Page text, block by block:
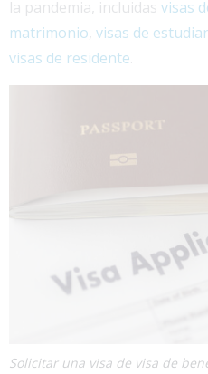
la pandemia, incluidas visas
matrimonio, visas de
visas de residente.
Solicitar una visa de visa de